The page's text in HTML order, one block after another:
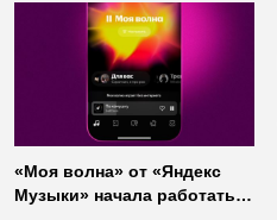
«Моя волна» от «Яндекс
Музыки» начала работать